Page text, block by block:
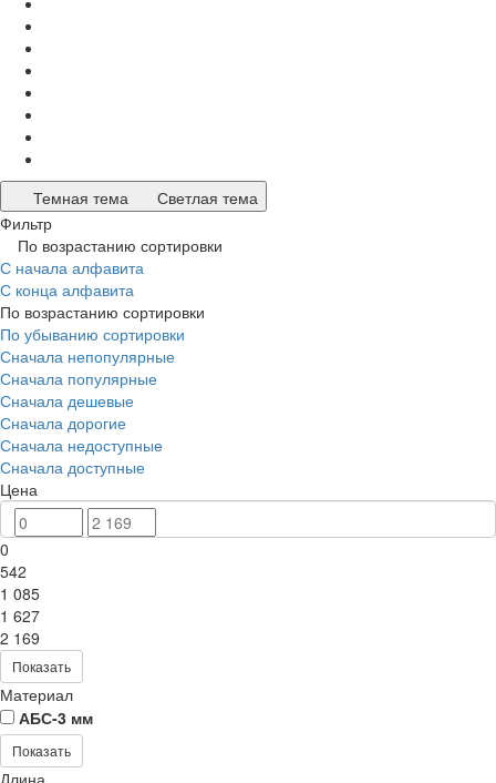
Темная тема
Светлая тема
Фильтр
По возрастанию сортировки
С начала алфавита
С конца алфавита
По возрастанию сортировки
По убыванию сортировки
Сначала непопулярные
Сначала популярные
Сначала дешевые
Сначала дорогие
Сначала недоступные
Сначала доступные
Цена
0
542
1 085
1 627
2 169
Показать
Материал
АБС-3 мм
Показать
Длина